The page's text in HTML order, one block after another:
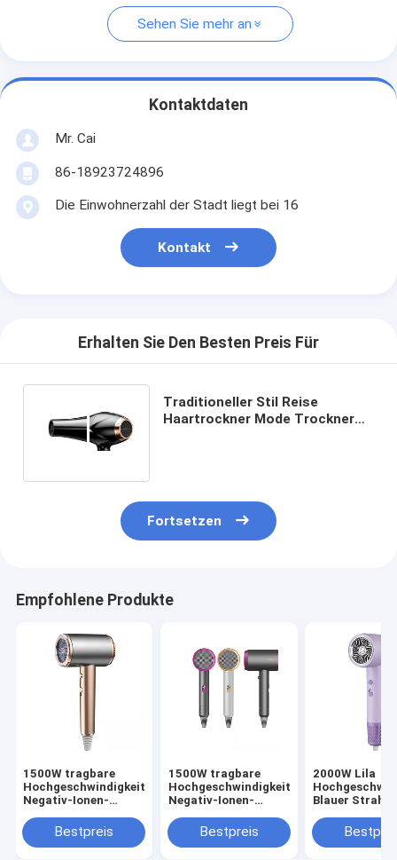
Sehen Sie mehr an
Kontaktdaten
Mr. Cai
86-18923724896
Die Einwohnerzahl der Stadt liegt bei 16
Kontakt
Erhalten Sie Den Besten Preis Für
Traditioneller Stil Reise
Haartrockner Mode Trockner
Fortsetzen
Empfohlene Produkte
1500W tragbare
Hochgeschwindigkeits-
Negativ-Ionen-
Elektrische
Haartrockner für
Bestpreis
1500W tragbare
Hochgeschwindigkeits-
Negativ-Ionen-
Elektrische
Haartrockner für
Bestpreis
2000W Lila
Blauer Strahl
Haartrockner
Temperatur